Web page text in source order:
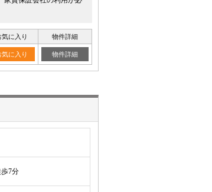
気に入り 物件詳細
気に入り 物件詳細
7分